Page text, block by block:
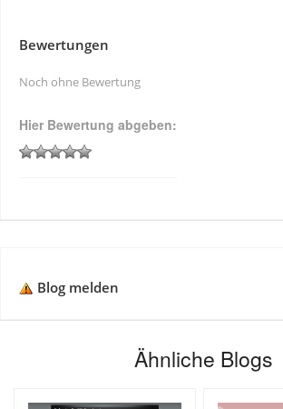
Bewertungen
Noch ohne Bewertung
Hier Bewertung abgeben:
Blog melden
Ähnliche Blogs